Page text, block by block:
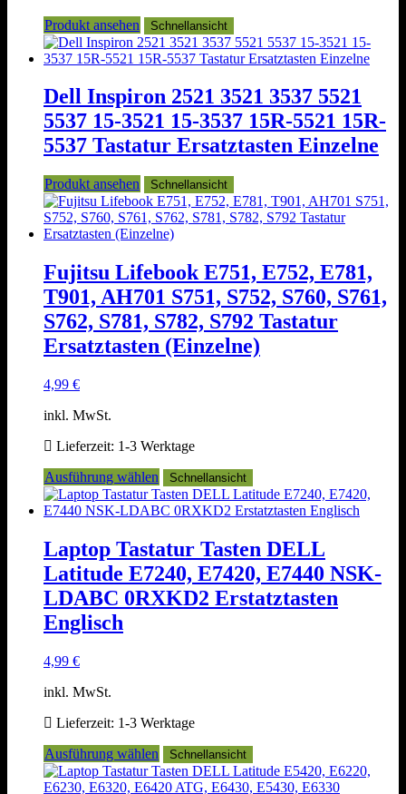
Produkt ansehen Schnellansicht
Dell Inspiron 2521 3521 3537 5521
5537 15-3521 15-3537 15R-5521 15R-
5537 Tastatur Ersatztasten Einzelne
Produkt ansehen Schnellansicht
Fujitsu Lifebook E751, E752, E781,
T901, AH701 S751, S752, S760, S761,
S762, S781, S782, S792 Tastatur
Ersatztasten (Einzelne)
4,99 €
inkl. MwSt.
Lieferzeit: 1-3 Werktage
Ausführung wählen
Dieses
Produkt
weist
Varianten
auf.
Die
Optionen
können
Schnellansicht
Laptop Tastatur Tasten DELL
Latitude E7240, E7420, E7440 NSK-
LDABC 0RXKD2 Erstatztasten
Englisch
4,99 €
inkl. MwSt.
Lieferzeit: 1-3 Werktage
Ausführung wählen
Dieses
Produkt
weist
Schnellansicht